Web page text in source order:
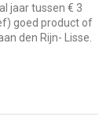
jaar tussen € 3
goed product of
den Rijn- Lisse.